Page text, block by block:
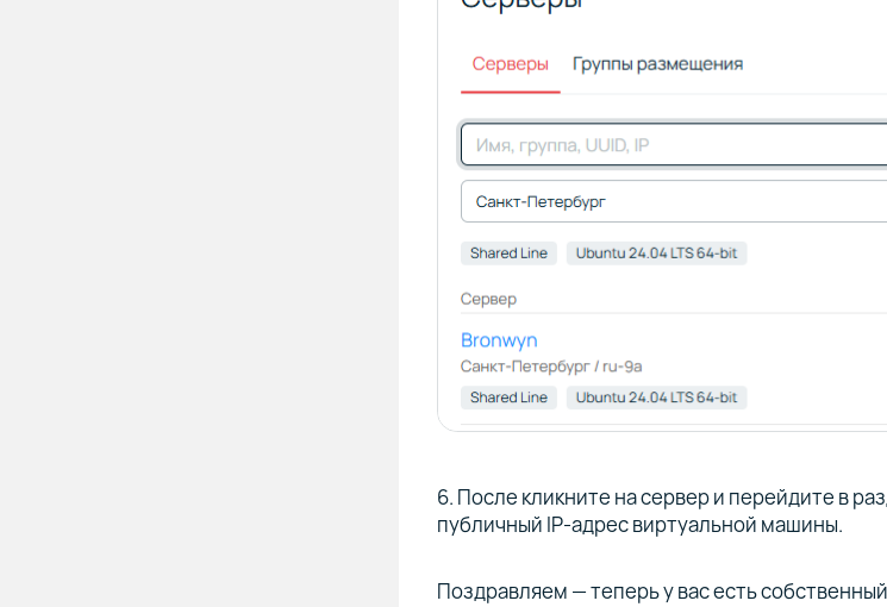
6. После кликните на сервер и перейдите в
публичный IP-адрес виртуальной машины.
Поздравляем — теперь у вас есть